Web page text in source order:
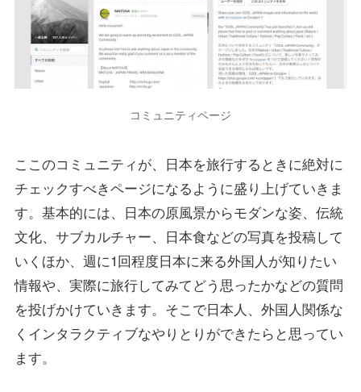
コミュニティページ
ここのコミュニティが、日本を旅行するときに絶対に
チェックすべきページになるように盛り上げていきま
す。基本的には、日本の原風景からモダンな姿、伝統
文化、サブカルチャー、日本食などの写真を投稿して
いくほか、週に1回程度日本に来る外国人が知りたい
情報や、実際に旅行してみてどう思ったかなどの質問
を投げかけていきます。そこで日本人、外国人関係な
くインタラクティブなやりとりができたらと思ってい
ます。